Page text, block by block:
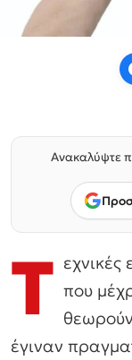
Ανακαλύψτε
Τ που
έγιναν